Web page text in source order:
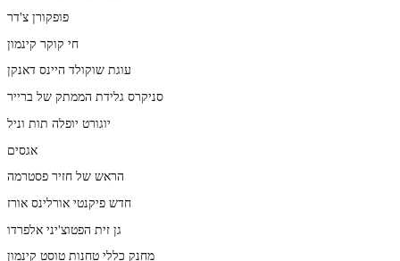
פופקורן צ'דר
חי קוקר קינמון
עוגת שוקולד היינס דאנקן
סניקרס גלידת הממתק של ברייר
יוגורט יופלה תות וניל
אגסים
הראש של חזיר פסטרמה
חדש פיקנטי אורלינס אורז
גן זית הפטוצ'יני אלפרדו
מחנק כללי טחנות טוסט קינמון